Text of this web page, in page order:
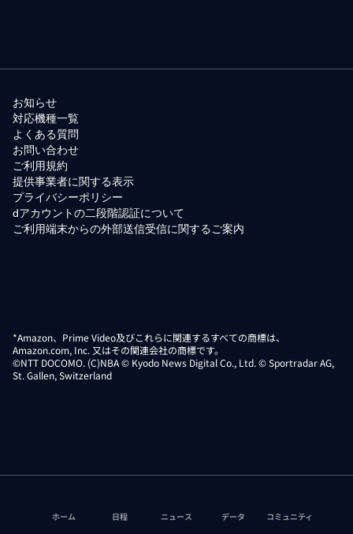
お知らせ
対応機種一覧
よくある質問
お問い合わせ
ご利用規約
提供事業者に関する表示
プライバシーポリシー
dアカウントの二段階認証について
ご利用端末からの外部送信受信に関するご案内
*Amazon、Prime Video及びこれらに関連するすべての商標は、
Amazon.com, Inc. 又はその関連会社の商標です。
©NTT DOCOMO. (C)NBA © Kyodo News Digital Co., Ltd. © Sportradar AG,
St. Gallen, Switzerland
ホーム 日程 ニュース データ コミュニティ